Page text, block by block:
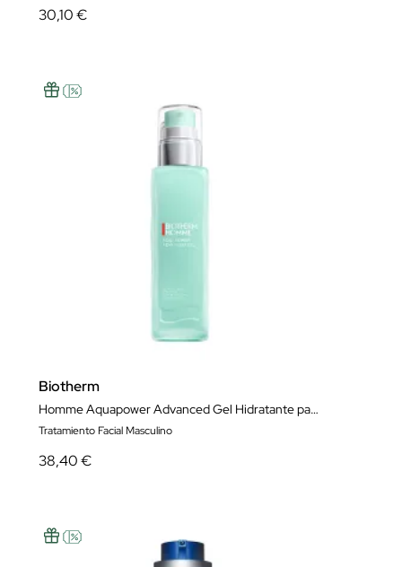
30,10 €
Biotherm
Homme Aquapower Advanced Gel Hidratante para Hombre
Tratamiento Facial Masculino
38,40 €